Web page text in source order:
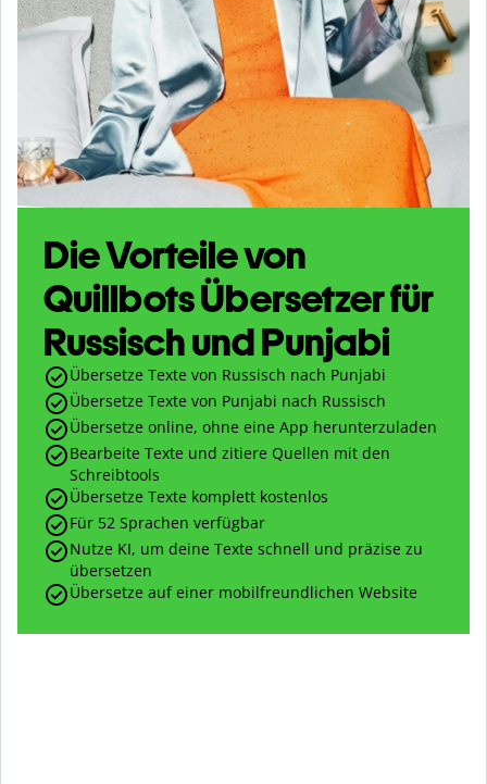
Die Vorteile von
Quillbots Übersetzer für
Russisch und Punjabi
Übersetze Texte von Russisch nach Punjabi
Übersetze Texte von Punjabi nach Russisch
Übersetze online, ohne eine App herunterzuladen
Bearbeite Texte und zitiere Quellen mit den
Schreibtools
Übersetze Texte komplett kostenlos
Für 52 Sprachen verfügbar
Nutze KI, um deine Texte schnell und präzise zu
übersetzen
Übersetze auf einer mobilfreundlichen Website